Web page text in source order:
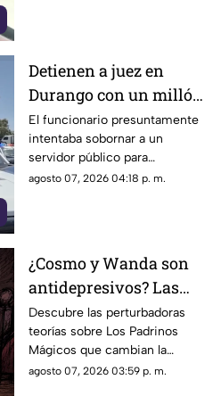
Detienen a juez en
Durango con un millón
de pesos y un arma de
fuego
El funcionario presuntamente
intentaba sobornar a un
servidor público para
reclasificar diversas causas
agosto 07, 2026 04:18 p. m.
¿Cosmo y Wanda son
antidepresivos? Las
perturbadoras teorías y
las hipótesis más
oscuras sobre Los
Padrinos Mágicos
Descubre las perturbadoras
teorías sobre Los Padrinos
Mágicos que cambian la
historia de Timmy Turner y el
agosto 07, 2026 03:59 p. m.